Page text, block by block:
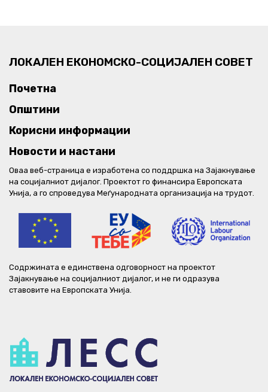
ЛОКАЛЕН ЕКОНОМСКО-СОЦИЈАЛЕН СОВЕТ
Почетна
Општини
Корисни информации
Новости и настани
Оваа веб-страница е изработена со поддршка на Зајакнување
на социјалниот дијалог. Проектот го финансира Европската
Унија, а го спроведува Меѓународната организација на трудот.
Содржината е единствена одговорност на проектот
Зајакнување на социјалниот дијалог, и не ги одразува
ставовите на Европската Унија.